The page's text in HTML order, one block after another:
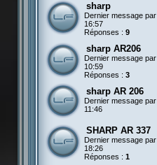
sharp
Dernier message par
16:57
Réponses : 9
sharp AR206
Dernier message par
10:59
Réponses : 3
sharp AR 206
Dernier message par
11:46
SHARP AR 337
Dernier message par
18:26
Réponses : 1